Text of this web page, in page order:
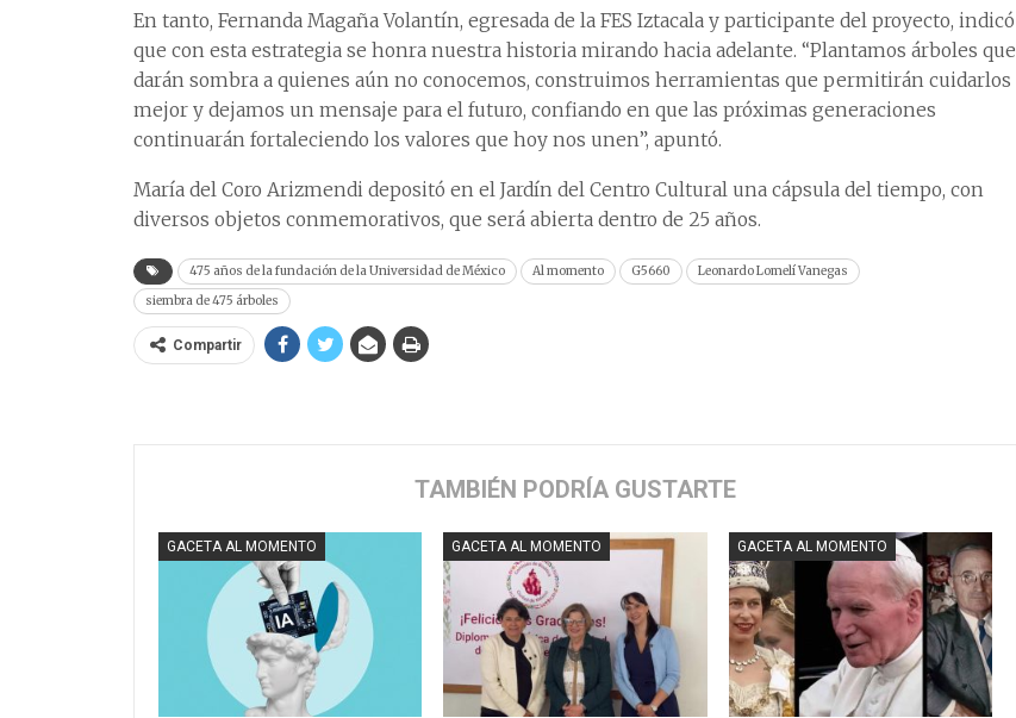
En tanto, Fernanda Magaña Volantín, egresada de la FES Iztacala y participante del proyecto, indicó
que con esta estrategia se honra nuestra historia mirando hacia adelante. “Plantamos árboles que
darán sombra a quienes aún no conocemos, construimos herramientas que permitirán cuidarlos
mejor y dejamos un mensaje para el futuro, confiando en que las próximas generaciones
continuarán fortaleciendo los valores que hoy nos unen”, apuntó.
María del Coro Arizmendi depositó en el Jardín del Centro Cultural una cápsula del tiempo, con
diversos objetos conmemorativos, que será abierta dentro de 25 años.
475 años de la fundación de la Universidad de México Al momento G5660
Leonardo Lomelí Vanegas
siembra de 475 árboles
Compartir
TAMBIÉN PODRÍA GUSTARTE
GACETA AL MOMENTO GACETA AL MOMENTO GACETA AL MOMENTO